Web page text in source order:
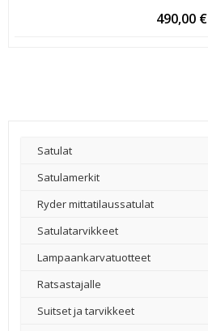
490,00 €
Satulat
Satulamerkit
Ryder mittatilaussatulat
Satulatarvikkeet
–
Lampaankarvatuotteet
Ratsastajalle
Suitset ja tarvikkeet